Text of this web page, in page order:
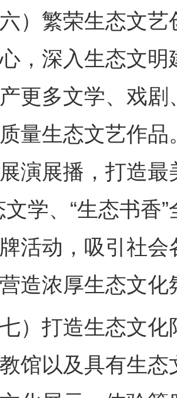
繁荣生态文艺
，深入生态文
更多文学、戏
量生态文艺作
演展播，打造最
文学、“生态书香
活动，吸引社
造浓厚生态文化
打造生态文化
馆以及具有生